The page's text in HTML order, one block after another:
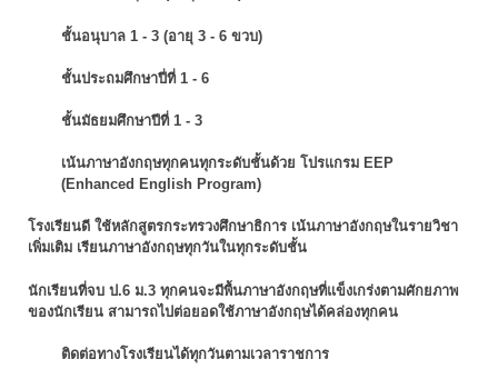
ชั้นอนุบาล 1 - 3 (อายุ 3 - 6 ขวบ)
ชั้นประถมศึกษาปี่ที่ 1 - 6
ชั้นมัธยมศึกษาปีที่ 1 - 3
เน้นภาษาอังกฤษทุกคนทุกระดับชั้นด้วย โปรแกรม EEP
(Enhanced English Program)
โรงเรียนดี ใช้หลักสูตรกระทรวงศึกษาธิการ เน้นภาษาอังกฤษในรายวิชา
เพิ่มเติม เรียนภาษาอังกฤษทุกวันในทุกระดับชั้น
นักเรียนที่จบ ป.6 ม.3 ทุกคนจะมีพื้นภาษาอังกฤษที่แข็งเกร่งตามศักยภาพ
ของนักเรียน สามารถไปต่อยอดใช้ภาษาอังกฤษได้คล่องทุกคน
ติดต่อทางโรงเรียนได้ทุกวันตามเวลาราชการ